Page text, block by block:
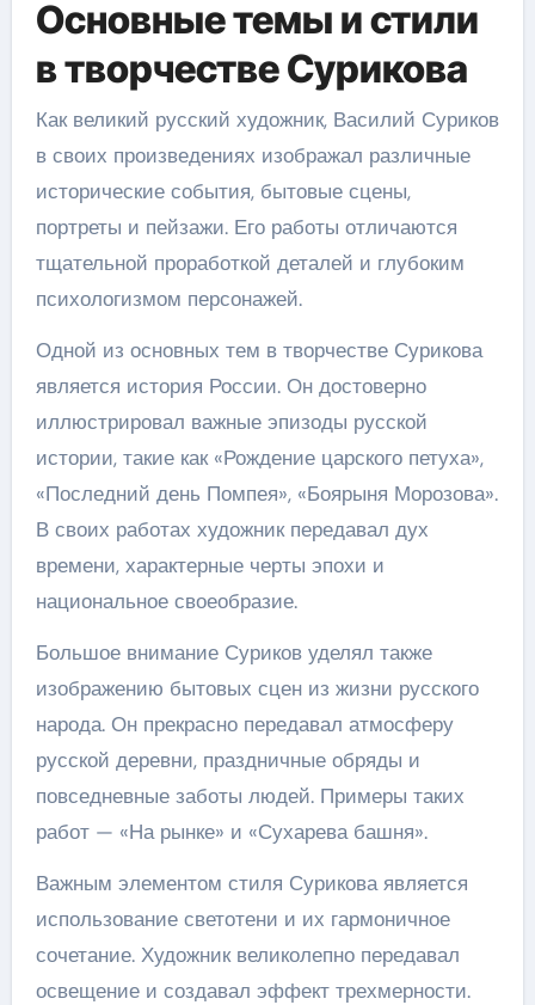
Основные темы и стили
в творчестве Сурикова
Как великий русский художник, Василий Суриков
в своих произведениях изображал различные
исторические события, бытовые сцены,
портреты и пейзажи. Его работы отличаются
тщательной проработкой деталей и глубоким
психологизмом персонажей.
Одной из основных тем в творчестве Сурикова
является история России. Он достоверно
иллюстрировал важные эпизоды русской
истории, такие как «Рождение царского петуха»,
«Последний день Помпея», «Боярыня Морозова».
В своих работах художник передавал дух
времени, характерные черты эпохи и
национальное своеобразие.
Большое внимание Суриков уделял также
изображению бытовых сцен из жизни русского
народа. Он прекрасно передавал атмосферу
русской деревни, праздничные обряды и
повседневные заботы людей. Примеры таких
работ — «На рынке» и «Сухарева башня».
Важным элементом стиля Сурикова является
использование светотени и их гармоничное
сочетание. Художник великолепно передавал
освещение и создавал эффект трехмерности.